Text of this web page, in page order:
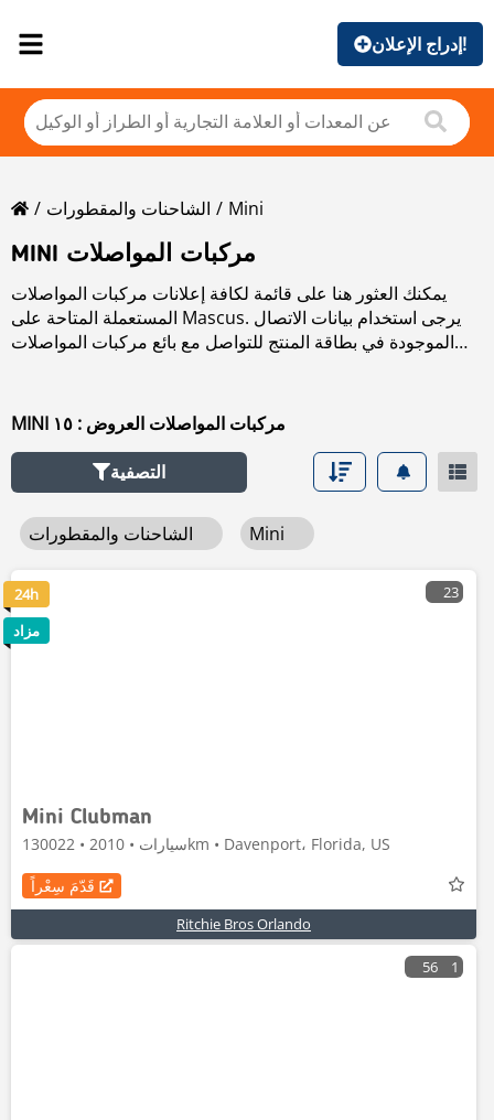
إدراج الإعلان!
الشاحنات والمقطورات
Mini
MINI مركبات المواصلات
يمكنك العثور هنا على قائمة لكافة إعلانات مركبات المواصلات
المستعملة المتاحة على Mascus. يرجى استخدام بيانات الاتصال
الموجودة في بطاقة المنتج للتواصل مع بائع مركبات المواصلات
MINI مركبات المواصلات العروض : ١٥
التصفية
Mini
23
Mini Clubman
سيارات • 2010 • 130022km • Davenport، Florida, US
قَدّمَ سِعْراً
Ritchie Bros Orlando
24h
مزاد
56 1